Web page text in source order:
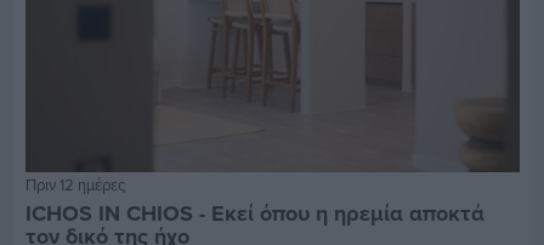
Πριν 12 ημέρες
ICHOS IN CHIOS - Εκεί όπου η ηρεμία αποκτά
τον δικό της ήχο